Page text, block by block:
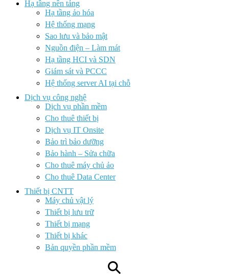
Hạ tầng nền tảng
Hạ tầng ảo hóa
Hệ thống mạng
Sao lưu và bảo mật
Nguồn điện – Làm mát
Hạ tầng HCI và SDN
Giám sát và PCCC
Hệ thống server AI tại chỗ
Dịch vụ công nghệ
Dịch vụ phần mềm
Cho thuê thiết bị
Dịch vụ IT Onsite
Bảo trì bảo dưỡng
Bảo hành – Sửa chữa
Cho thuê máy chủ ảo
Cho thuê Data Center
Thiết bị CNTT
Máy chủ vật lý
Thiết bị lưu trữ
Thiết bị mạng
Thiết bị khác
Bản quyền phần mềm
⚲